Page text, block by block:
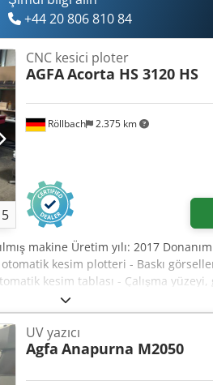
+44 20 806 810 84
5
Röllbach 2.375 km
CNC kesici ploter
AGFAAcorta HS 3120 HS
makine Üretim yılı: 2017
kesim plotteri - Baskı
kesim tablası - Çalışma
alanından oluşmaktadır - 50 mm
Takım Kesme Kafası - Farklı
imkanı Dcedpfjzlbqlsx Ad Iek -
sistemi - Maksimum 102
- Çalışma alanı: 3100 x
UV yazıcı
Agfa Anapurna M2050